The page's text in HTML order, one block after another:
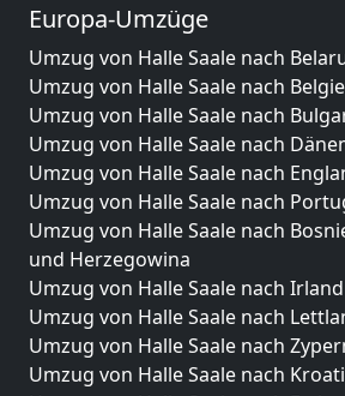
Europa-Umzüge
Umzug von Halle Saale nach
Umzug von Halle Saale nach
Umzug von Halle Saale nach
Umzug von Halle Saale nach
Umzug von Halle Saale nach
Umzug von Halle Saale nach
Umzug von Halle Saale nach
und Herzegowina
Umzug von Halle Saale nach Irland
Umzug von Halle Saale nach
Umzug von Halle Saale nach
Umzug von Halle Saale nach